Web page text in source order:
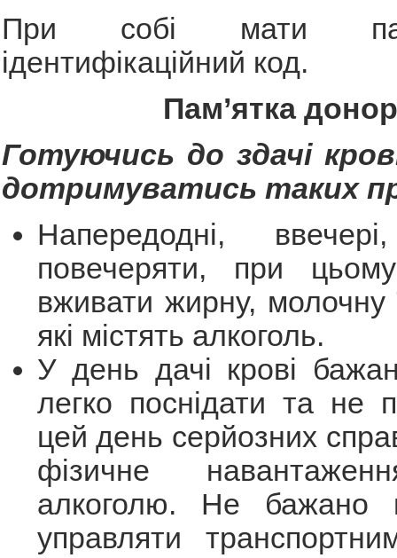
При собі мати
ідентифікаційний код.
Пам’ятка
Готуючись до здачі
дотримуватись таких
Напередодні,
повечеряти, при
вживати жирну, молочну
які містять алкоголь.
У день дачі крові
легко поснідати та не
цей день серйозних
фізичне
алкоголю. Не
управляти